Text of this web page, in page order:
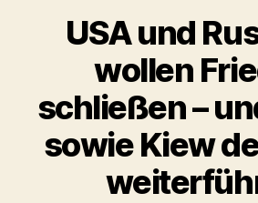
USA und
wollen
schließen –
sowie Kiew